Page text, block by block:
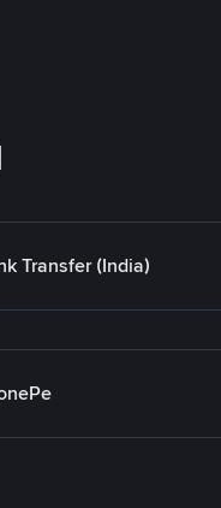
Transfer (India)